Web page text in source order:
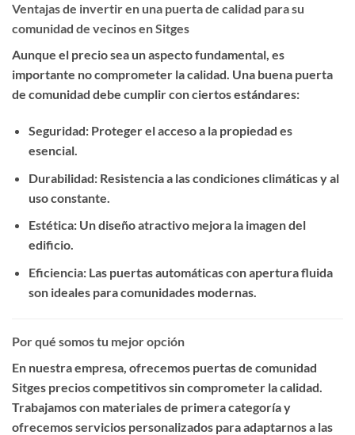
Ventajas de invertir en una puerta de calidad para su
comunidad de vecinos en Sitges
Aunque el precio sea un aspecto fundamental, es
importante no comprometer la calidad. Una buena puerta
de comunidad debe cumplir con ciertos estándares:
Seguridad: Proteger el acceso a la propiedad es
esencial.
Durabilidad: Resistencia a las condiciones climáticas y al
uso constante.
Estética: Un diseño atractivo mejora la imagen del
edificio.
Eficiencia: Las puertas automáticas con apertura fluida
son ideales para comunidades modernas.
Por qué somos tu mejor opción
En nuestra empresa, ofrecemos puertas de comunidad
Sitges precios competitivossin comprometer la calidad.
Trabajamos con materiales de primera categoría y
ofrecemos servicios personalizados para adaptarnos a las